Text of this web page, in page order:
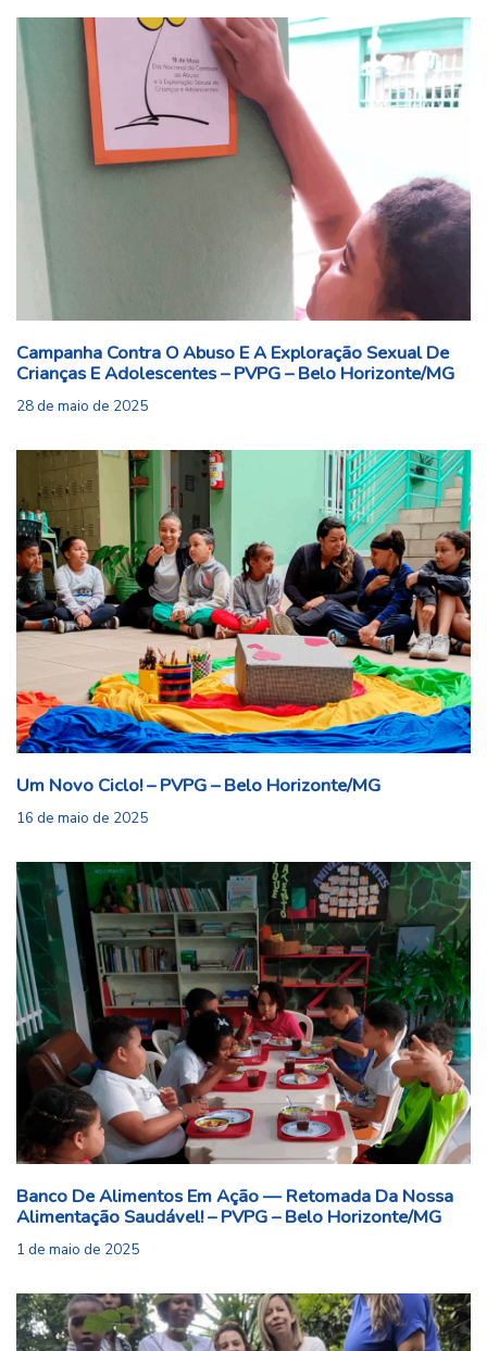
Campanha Contra O Abuso E A Exploração Sexual De
Crianças E Adolescentes – PVPG – Belo Horizonte/MG
28 de maio de 2025
Um Novo Ciclo! – PVPG – Belo Horizonte/MG
16 de maio de 2025
Banco De Alimentos Em Ação — Retomada Da Nossa
Alimentação Saudável! – PVPG – Belo Horizonte/MG
1 de maio de 2025